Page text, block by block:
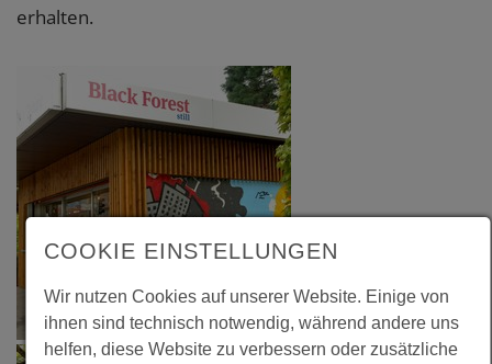
erhalten.
COOKIE EINSTELLUNGEN
Wir nutzen Cookies auf unserer Website. Einige von
ihnen sind technisch notwendig, während andere uns
helfen, diese Website zu verbessern oder zusätzliche